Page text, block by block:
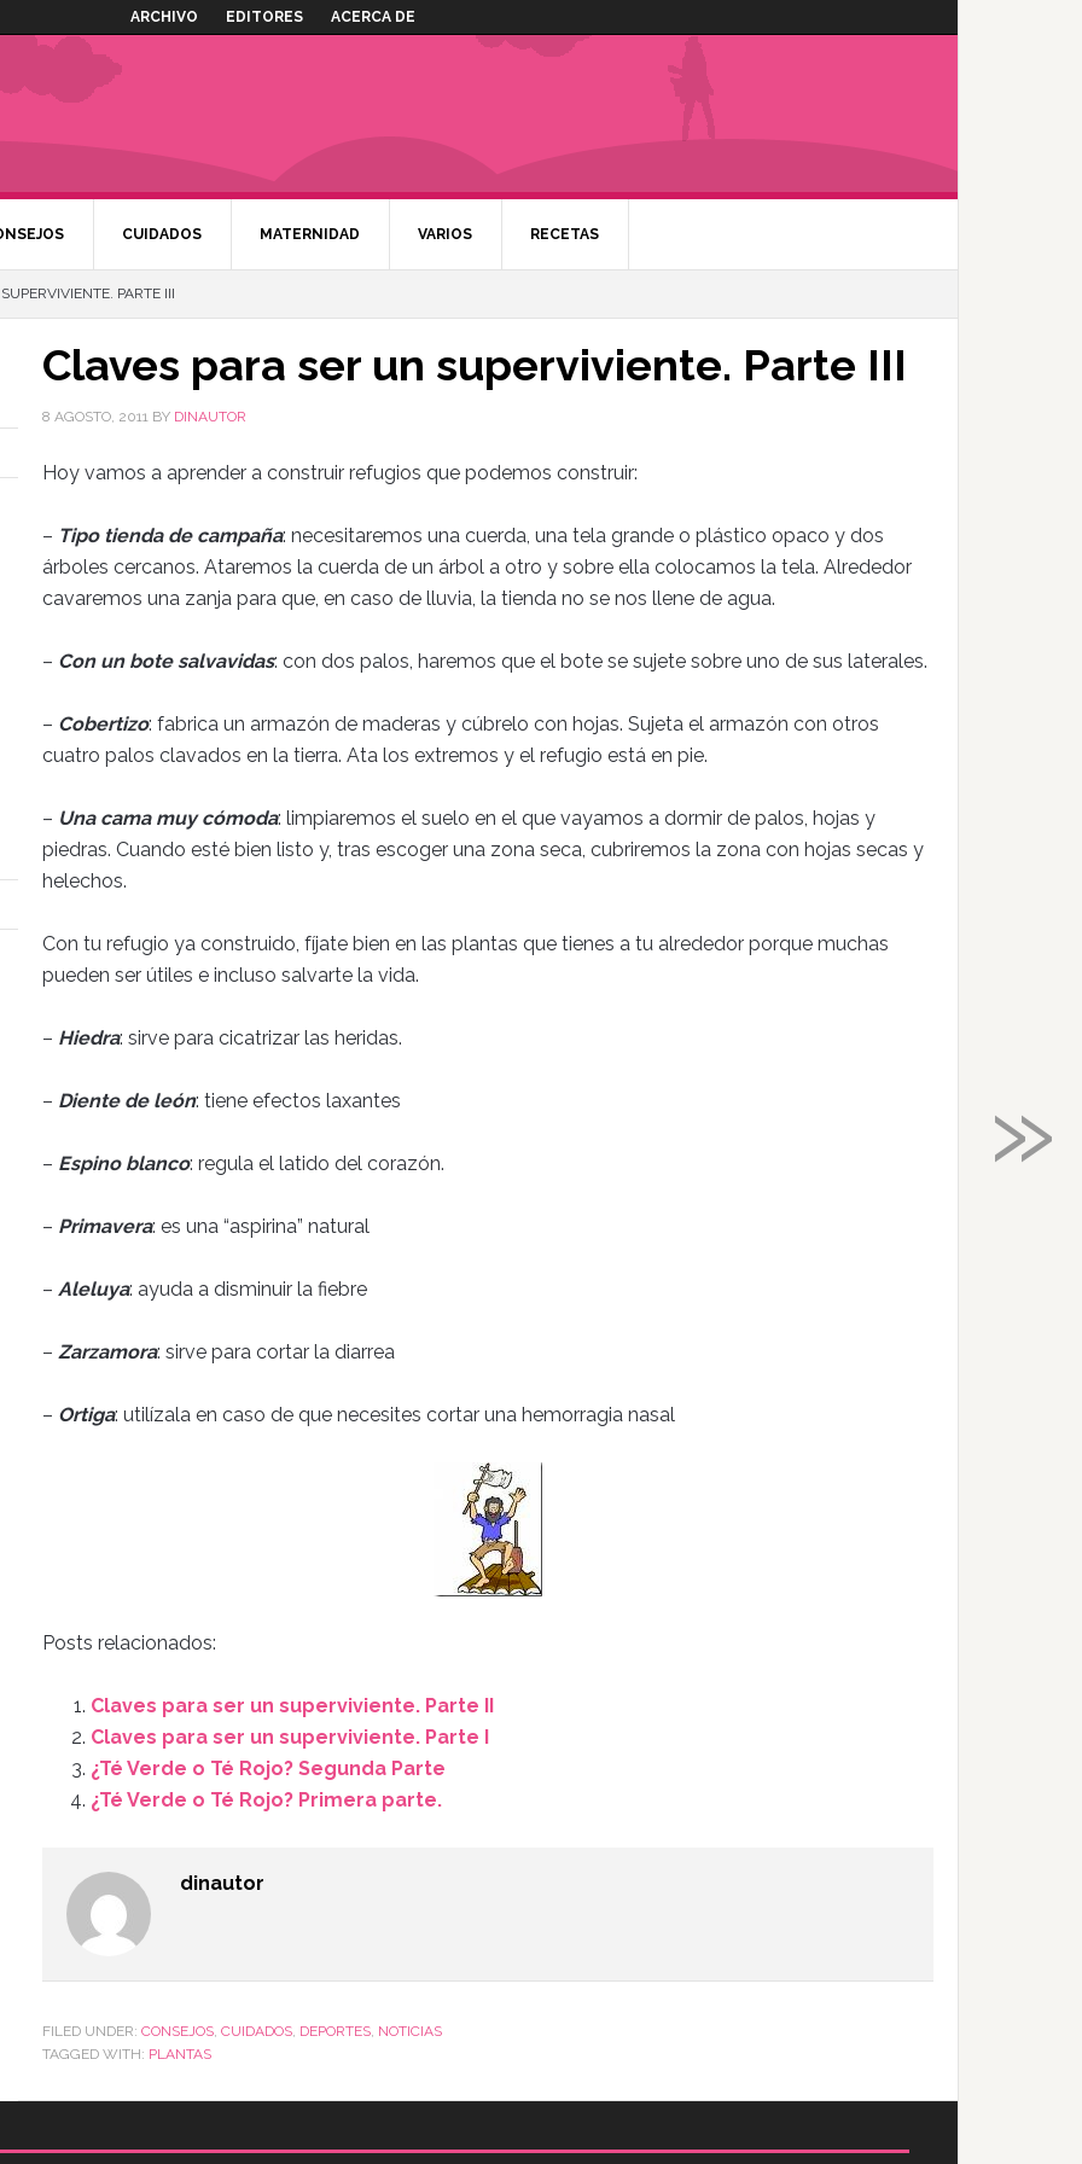
ARCHIVO EDITORES ACERCA DE
CUIDADOS MATERNIDAD VARIOS RECETAS
PARTE III
Claves para ser un superviviente. Parte III
8 AGOSTO, 2011 BY DINAUTOR
Hoy vamos a aprender a construir refugios que podemos construir:
– Tipo tienda de campaña: necesitaremos una cuerda, una tela grande o plástico opaco y dos
árboles cercanos. Ataremos la cuerda de un árbol a otro y sobre ella colocamos la tela. Alrededor
cavaremos una zanja para que, en caso de lluvia, la tienda no se nos llene de agua.
– Con un bote salvavidas: con dos palos, haremos que el bote se sujete sobre uno de sus laterales.
– Cobertizo: fabrica un armazón de maderas y cúbrelo con hojas. Sujeta el armazón con otros
cuatro palos clavados en la tierra. Ata los extremos y el refugio está en pie.
– Una cama muy cómoda: limpiaremos el suelo en el que vayamos a dormir de palos, hojas y
piedras. Cuando esté bien listo y, tras escoger una zona seca, cubriremos la zona con hojas secas y
helechos.
Con tu refugio ya construido, fíjate bien en las plantas que tienes a tu alrededor porque muchas
pueden ser útiles e incluso salvarte la vida.
– Hiedra: sirve para cicatrizar las heridas.
– Diente de león: tiene efectos laxantes
– Espino blanco: regula el latido del corazón.
– Primavera: es una “aspirina” natural
– Aleluya: ayuda a disminuir la fiebre
– Zarzamora: sirve para cortar la diarrea
– Ortiga: utilízala en caso de que necesites cortar una hemorragia nasal
Posts relacionados:
Claves para ser un superviviente. Parte II
Claves para ser un superviviente. Parte I
¿Té Verde o Té Rojo? Segunda Parte
¿Té Verde o Té Rojo? Primera parte.
dinautor
FILED UNDER: CONSEJOS, CUIDADOS, DEPORTES, NOTICIAS
TAGGED WITH: PLANTAS
»